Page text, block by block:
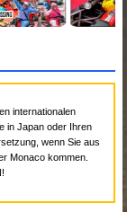
internationalen
in Japan oder Ihren
wenn Sie aus
Monaco kommen.